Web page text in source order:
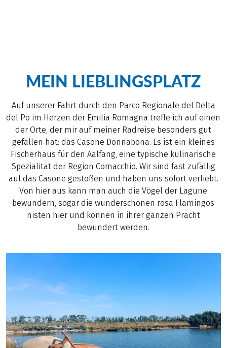
MEIN LIEBLINGSPLATZ
Auf unserer Fahrt durch den Parco Regionale del Delta
del Po im Herzen der Emilia Romagna treffe ich auf einen
der Orte, der mir auf meiner Radreise besonders gut
gefallen hat: das Casone Donnabona. Es ist ein kleines
Fischerhaus für den Aalfang, eine typische kulinarische
Spezialität der Region Comacchio. Wir sind fast zufällig
auf das Casone gestoßen und haben uns sofort verliebt.
Von hier aus kann man auch die Vögel der Lagune
bewundern, sogar die wunderschönen rosa Flamingos
nisten hier und können in ihrer ganzen Pracht
bewundert werden.